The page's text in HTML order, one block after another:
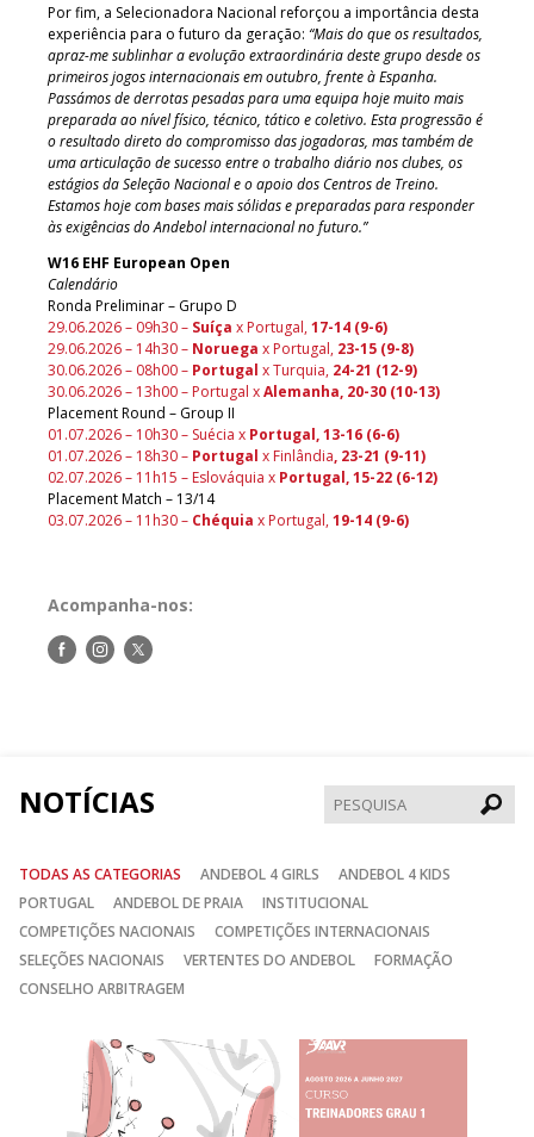
Por fim, a Selecionadora Nacional reforçou a importância desta
experiência para o futuro da geração: “Mais do que os resultados,
apraz-me sublinhar a evolução extraordinária deste grupo desde os
primeiros jogos internacionais em outubro, frente à Espanha.
Passámos de derrotas pesadas para uma equipa hoje muito mais
preparada ao nível físico, técnico, tático e coletivo. Esta progressão é
o resultado direto do compromisso das jogadoras, mas também de
uma articulação de sucesso entre o trabalho diário nos clubes, os
estágios da Seleção Nacional e o apoio dos Centros de Treino.
Estamos hoje com bases mais sólidas e preparadas para responder
às exigências do Andebol internacional no futuro.”
W16 EHF European Open
Calendário
Ronda Preliminar – Grupo D
29.06.2026 – 09h30 – Suíça x Portugal,17-14 (9-6)
29.06.2026 – 14h30 – Noruega x Portugal, 23-15 (9-8)
30.06.2026 – 08h00 – Portugal x Turquia, 24-21 (12-9)
30.06.2026 – 13h00 – Portugal xAlemanha, 20-30 (10-13)
Placement Round – Group II
01.07.2026 – 10h30 – Suécia x Portugal, 13-16 (6-6)
01.07.2026 – 18h30 – Portugal x Finlândia, 23-21 (9-11)
02.07.2026 – 11h15 – Eslováquia x Portugal, 15-22 (6-12)
Placement Match – 13/14
03.07.2026 – 11h30 – Chéquia x Portugal,19-14 (9-6)
Acompanha-nos:
Siga-Siga-Siga-
NOTÍCIAS
TODAS AS CATEGORIAS ANDEBOL 4 GIRLS
ANDEBOL 4 KIDS
PORTUGAL
ANDEBOL DE PRAIA
INSTITUCIONAL
COMPETIÇÕES NACIONAIS
COMPETIÇÕES INTERNACIONAIS
SELEÇÕES NACIONAIS
VERTENTES DO ANDEBOL
FORMAÇÃO
CONSELHO ARBITRAGEM
Anterior